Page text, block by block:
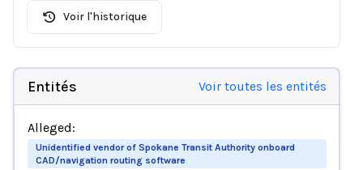
Voir l'historique
Entités Voir toutes les entités
Alleged:
Unidentified vendor of Spokane Transit Authority onboard
CAD/navigation routing software